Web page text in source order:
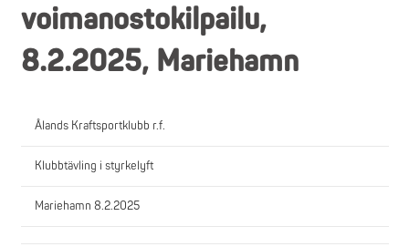
voimanostokilpailu,
8.2.2025, Mariehamn
Ålands Kraftsportklubb r.f.
Klubbtävling i styrkelyft
Mariehamn 8.2.2025